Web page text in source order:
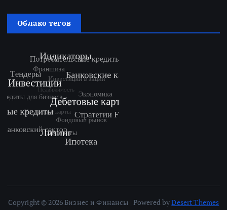
Облако тегов
Copyright © 2026 Бизнес и Финансы | Powered byDesert Themes